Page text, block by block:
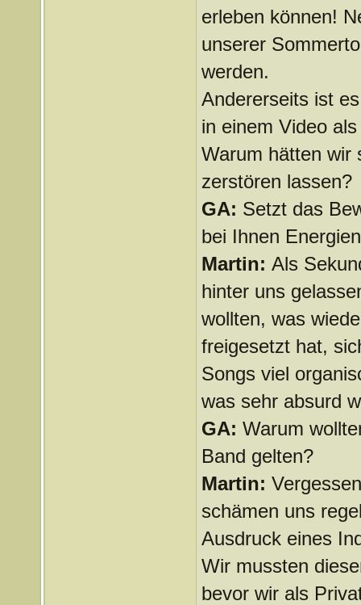
erleben können!
unserer
werden.
Andererseits ist
in einem Video
Warum hätten wir
zerstören lassen?
GA: Setzt das
bei Ihnen
Martin: Als
hinter uns
wollten, was
freigesetzt hat,
Songs viel
was sehr absurd
GA: Warum
Band gelten?
Martin:
schämen uns
Ausdruck eines
Wir mussten
bevor wir als